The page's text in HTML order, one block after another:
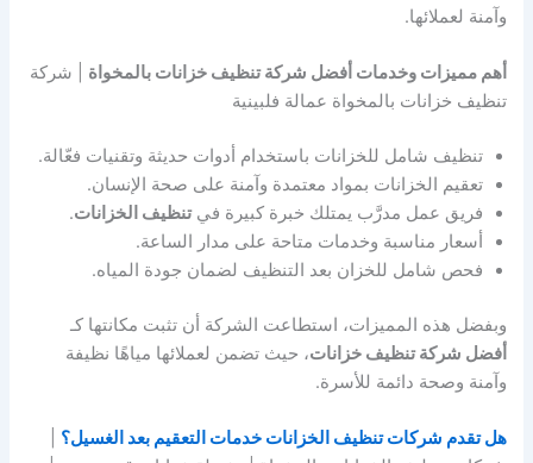
وآمنة لعملائها.
أهم مميزات وخدمات أفضل شركة تنظيف خزانات بالمخواة | شركة
تنظيف خزانات بالمخواة عمالة فلبينية
تنظيف شامل للخزانات باستخدام أدوات حديثة وتقنيات فعّالة.
تعقيم الخزانات بمواد معتمدة وآمنة على صحة الإنسان.
فريق عمل مدرَّب يمتلك خبرة كبيرة فيتنظيف الخزانات.
أسعار مناسبة وخدمات متاحة على مدار الساعة.
فحص شامل للخزان بعد التنظيف لضمان جودة المياه.
وبفضل هذه المميزات، استطاعت الشركة أن تثبت مكانتها كـ
أفضل شركة تنظيف خزانات، حيث تضمن لعملائها مياهًا نظيفة
وآمنة وصحة دائمة للأسرة.
هل تقدم شركات تنظيف الخزانات خدمات التعقيم بعد الغسيل؟